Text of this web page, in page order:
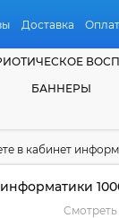
Доставка
БАННЕРЫ
в кабинет